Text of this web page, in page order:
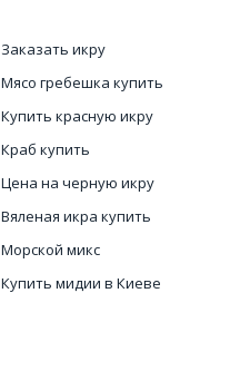
Заказать икру
Мясо гребешка купить
Купить красную икру
Краб купить
Цена на черную икру
Вяленая икра купить
Морской микс
Купить мидии в Киеве